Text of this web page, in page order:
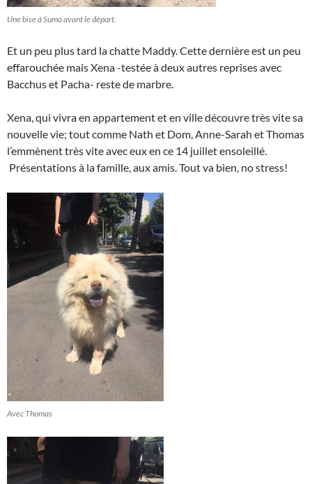
Une bise à Sumo avant le départ.
Et un peu plus tard la chatte Maddy. Cette dernière est un peu
effarouchée mais Xena -testée à deux autres reprises avec
Bacchus et Pacha- reste de marbre.
Xena, qui vivra en appartement et en ville découvre très vite sa
nouvelle vie; tout comme Nath et Dom, Anne-Sarah et Thomas
l’emmènent très vite avec eux en ce 14 juillet ensoleillé.
Présentations à la famille, aux amis. Tout va bien, no stress!
Avec Thomas